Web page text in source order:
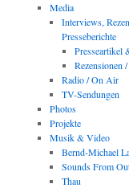
Media
Interviews,
Presseberichte
Presseartikel
Rezensionen
Radio / On Air
TV-Sendungen
Photos
Projekte
Musik & Video
Bernd-Michael
Sounds From
Thau